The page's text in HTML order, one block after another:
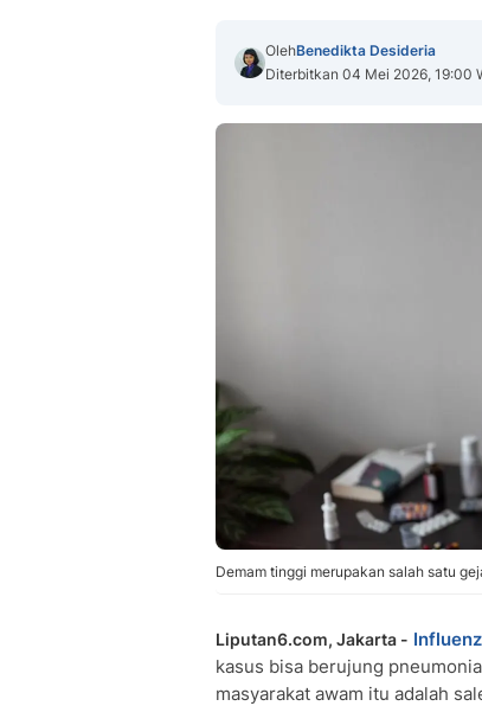
OlehBenedikta Desideria
Diterbitkan 04 Mei 2026, 19:00
Demam tinggi merupakan salah satu
Liputan6.com, Jakarta -
kasus bisa berujung
masyarakat awam itu adalah